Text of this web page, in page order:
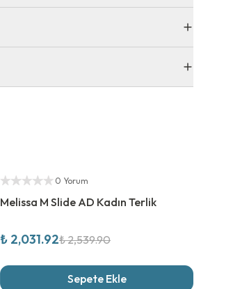
Yetkili Satıcı
0 Yorum
Melissa M Slide AD Kadın Terlik
₺ 2,031.92₺ 2,539.90
Sepete Ekle